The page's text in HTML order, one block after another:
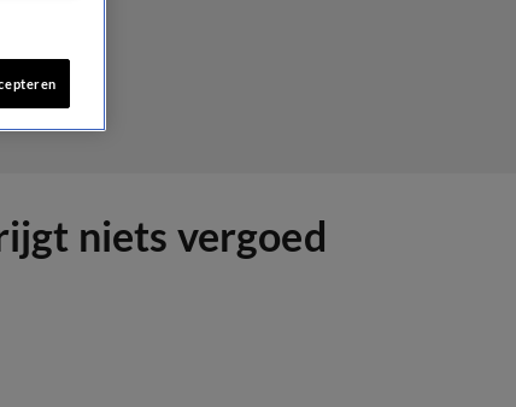
niets vergoed